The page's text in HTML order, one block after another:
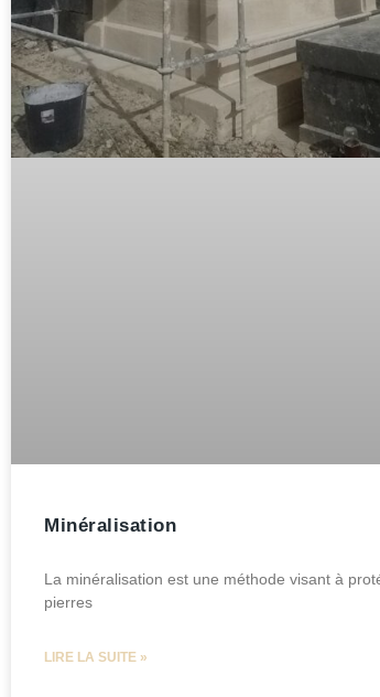
Minéralisation
La minéralisation est une méthode visant à
pierres
LIRE LA SUITE »